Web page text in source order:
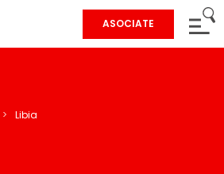
ASOCIATE
> Libia